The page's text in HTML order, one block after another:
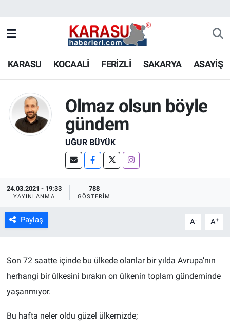
KARASU KOCAALİ FERİZLİ SAKARYA ASAYİŞ
Olmaz olsun böyle
gündem
UĞUR BÜYÜK
24.03.2021 - 19:33
YAYINLANMA
788
GÖSTERIM
Paylaş A- A+
Son 72 saatte içinde bu ülkede olanlar bir yılda Avrupa’nın
herhangi bir ülkesini bırakın on ülkenin toplam gündeminde
yaşanmıyor.
Bu hafta neler oldu güzel ülkemizde;